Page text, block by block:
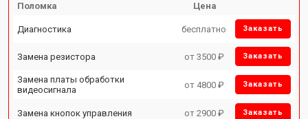
Поломка Цена
Диагностика бесплатно Заказать
Замена резистора от 3500 ₽ Заказать
Замена платы обработки
видеосигнала
от 4800 ₽ Заказать
Замена кнопок управления от 2900 ₽ Заказать